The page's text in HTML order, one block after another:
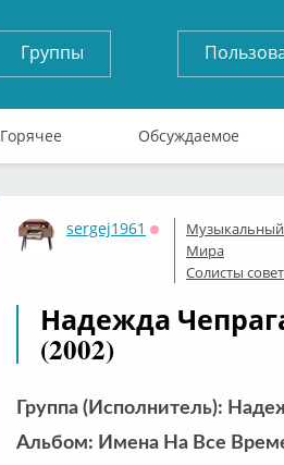
Группы
Горячее Обсуждаемое
sergej1961
Оффлайн
Музыкальный
Мира
Солисты
Надежда
(2002)
Группа (Исполнитель):
Альбом: Имена На Все